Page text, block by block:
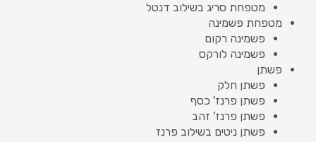
מטפחת סריג בשילוב דנטל
מטפחת פשמינה
פשמינה רקום
פשמינה לורקס
פשתן
פשתן חלק
פשתן פרנז' כסף
פשתן פרנז' זהב
פשתן ניטים בשילוב פרנז